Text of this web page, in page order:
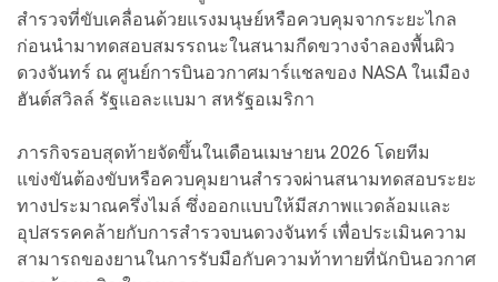
สำรวจที่ขับเคลื่อนด้วยแรงมนุษย์หรือควบคุมจากระยะไกล
ก่อนนำมาทดสอบสมรรถนะในสนามกีดขวางจำลองพื้นผิว
ดวงจันทร์ ณ ศูนย์การบินอวกาศมาร์แชลของ NASA ในเมือง
ฮันต์สวิลล์ รัฐแอละแบมา สหรัฐอเมริกา
ภารกิจรอบสุดท้ายจัดขึ้นในเดือนเมษายน 2026 โดยทีม
แข่งขันต้องขับหรือควบคุมยานสำรวจผ่านสนามทดสอบระยะ
ทางประมาณครึ่งไมล์ ซึ่งออกแบบให้มีสภาพแวดล้อมและ
อุปสรรคคล้ายกับการสำรวจบนดวงจันทร์ เพื่อประเมินความ
สามารถของยานในการรับมือกับความท้าทายที่นักบินอวกาศ